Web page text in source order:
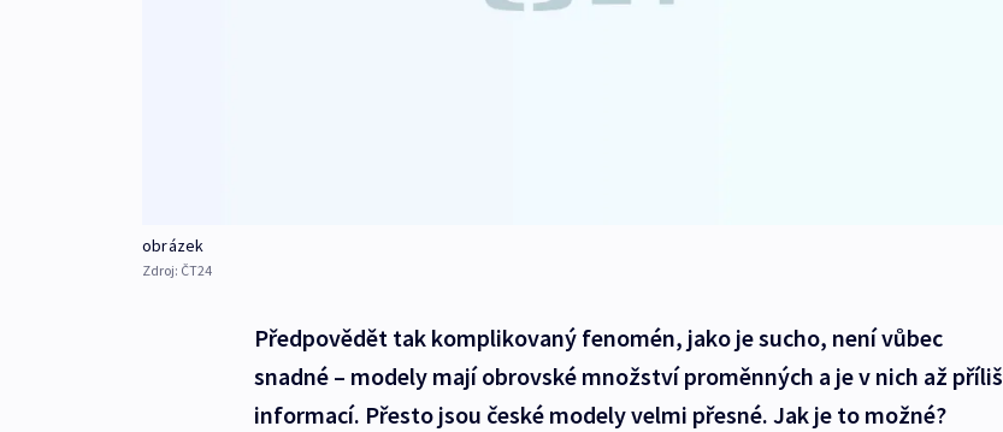
obrázek
Zdroj: ČT24
Předpovědět tak komplikovaný fenomén, jako je sucho, není vůbec
snadné – modely mají obrovské množství proměnných a je v nich až příliš
informací. Přesto jsou české modely velmi přesné. Jak je to možné?